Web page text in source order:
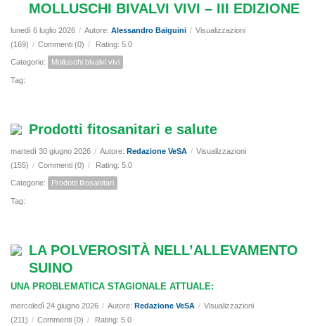
MOLLUSCHI BIVALVI VIVI – III EDIZIONE
lunedì 6 luglio 2026 / Autore: Alessandro Baiguini / Visualizzazioni
(169) / Commenti (0) / Rating: 5.0
Categorie: Molluschi bivalvi vivi
Tag:
Prodotti fitosanitari e salute
martedì 30 giugno 2026 / Autore: Redazione VeSA / Visualizzazioni
(155) / Commenti (0) / Rating: 5.0
Categorie: Prodotti fitosanitari
Tag:
LA POLVEROSITÀ NELL’ALLEVAMENTO
SUINO
UNA PROBLEMATICA STAGIONALE ATTUALE:
mercoledì 24 giugno 2026 / Autore: Redazione VeSA / Visualizzazioni
(211) / Commenti (0) / Rating: 5.0